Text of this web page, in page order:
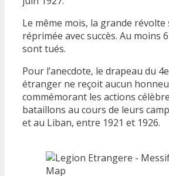
Le même mois, la grande
réprimée avec succès. Au moins
sont tués.
Pour l’anecdote, le drapeau du
étranger ne reçoit aucun
commémorant les actions
bataillons au cours de leurs
et au Liban, entre 1921 et 1926.